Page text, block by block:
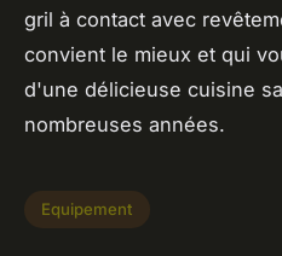
gril à contact avec
convient le mieux et qui
d'une délicieuse cuisine
nombreuses années.
Equipement